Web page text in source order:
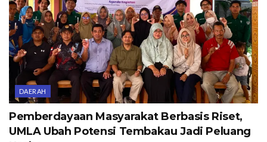
DAERAH
Pemberdayaan Masyarakat Berbasis Riset,
UMLA Ubah Potensi Tembakau Jadi Peluang